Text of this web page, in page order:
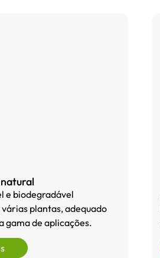
e biodegradável
plantas, adequado
gama de aplicações.